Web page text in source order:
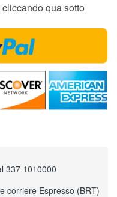
qua sotto
337 1010000
corriere Espresso (BRT)